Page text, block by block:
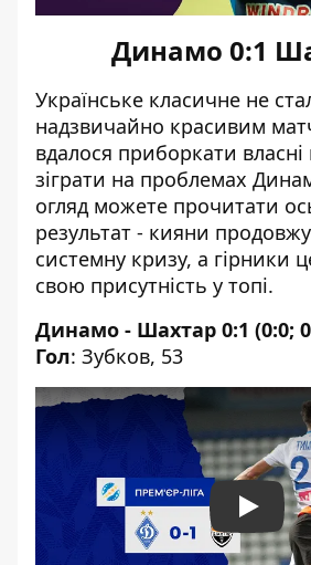
Динамо 0:1
Українське класичне не
надзвичайно красивим
вдалося приборкати
зіграти на проблемах
огляд можете прочитати
результат - кияни
системну кризу, а гірники
свою присутність у топі.
Динамо - Шахтар 0:1 (0:0;
Гол: Зубков, 53
Play